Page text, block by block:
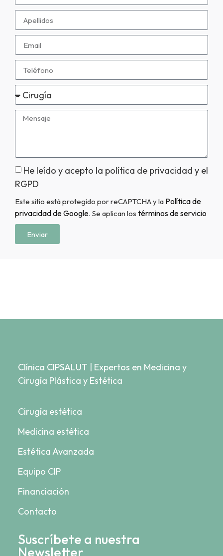
He leído y acepto la política de privacidad y el
RGPD
Este sitio está protegido por reCAPTCHA y la Política de
privacidad de Google. Se aplican los términos de servicio
Enviar
Clínica CIPSALUT | Expertos en Medicina y
Cirugía Plástica y Estética
Cirugía estética
Medicina estética
Estética Avanzada
Equipo CIP
Financiación
Contacto
Suscríbete a nuestra
Newsletter